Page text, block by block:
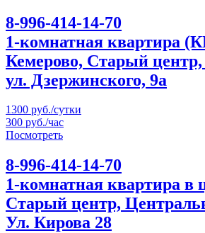
8-996-414-14-70
1-комнатная квартира
Кемерово, Старый
ул. Дзержинского, 9а
1300 руб./сутки
300 руб./час
Посмотреть
8-996-414-14-70
1-комнатная квартира в
Старый центр,
Ул. Кирова 28